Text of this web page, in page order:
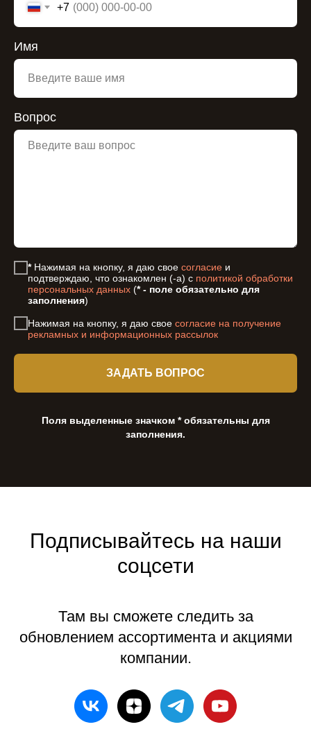
+7
Имя
Вопрос
*Нажимая на кнопку, я даю свое согласие и
подтверждаю, что ознакомлен (-а) с политикой обработки
персональных данных (* - поле обязательно для
заполнения)
Нажимая на кнопку, я даю свое согласие на получение
рекламных и информационных рассылок
ЗАДАТЬ ВОПРОС
Поля выделенные значком * обязательны для
заполнения.
Подписывайтесь на наши
соцсети
Там вы сможете следить за
обновлением ассортимента и акциями
компании.